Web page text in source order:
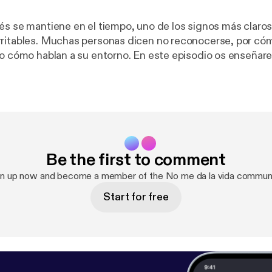
se mantiene en el tiempo, uno de los signos más
Muchas personas dicen no reconocerse, por
entorno. En este episodio os enseñaremos a regular
en esas situaciones, saber enfriarnos y enfocar
perfiles de Instagram y en nuestras páginas web: -> Marta
/ @ipes_psico / www.ipes.es -> Jana Fernández: @janafr /
Be the first to comment
up now and become a member of the No me da la vida
Start for free